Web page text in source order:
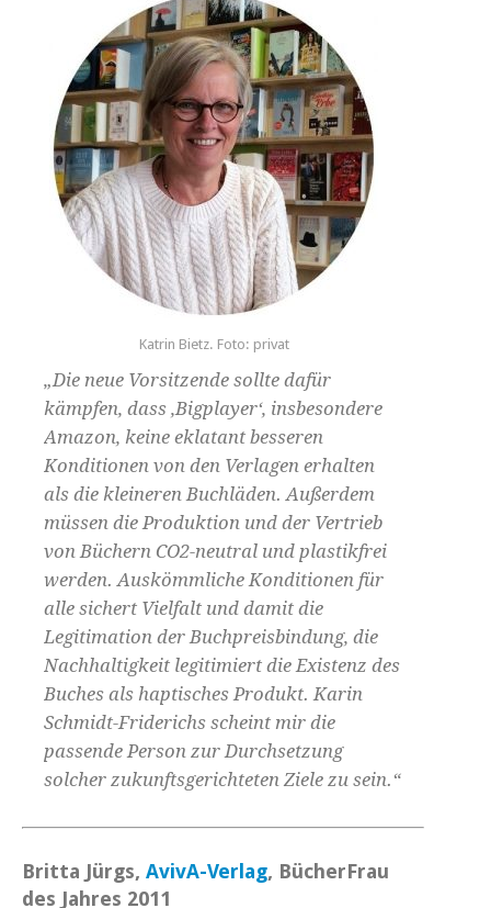
Katrin Bietz. Foto: privat
„Die neue Vorsitzende sollte dafür
kämpfen, dass ‚Bigplayer‘, insbesondere
Amazon, keine eklatant besseren
Konditionen von den Verlagen erhalten
als die kleineren Buchläden. Außerdem
müssen die Produktion und der Vertrieb
von Büchern CO2-neutral und plastikfrei
werden. Auskömmliche Konditionen für
alle sichert Vielfalt und damit die
Legitimation der Buchpreisbindung, die
Nachhaltigkeit legitimiert die Existenz des
Buches als haptisches Produkt. Karin
Schmidt-Friderichs scheint mir die
passende Person zur Durchsetzung
solcher zukunftsgerichteten Ziele zu sein.“
Britta Jürgs, AvivA-Verlag, BücherFrau
des Jahres 2011